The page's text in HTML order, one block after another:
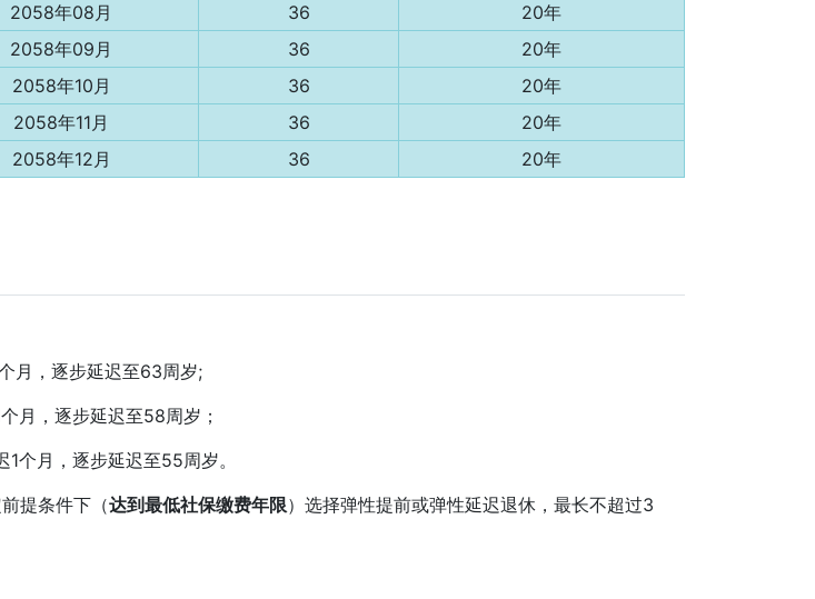
2058年08月 36
20年
2058年09月 36
20年
2058年10月 36
20年
2058年11月 36
20年
2058年12月 36 20年
月，逐步延迟至63周岁;
月，逐步延迟至58周岁；
个月，逐步延迟至55周岁。
提条件下（达到最低社保缴费年限）选择弹性提前或弹性延迟退休，最长不超过3